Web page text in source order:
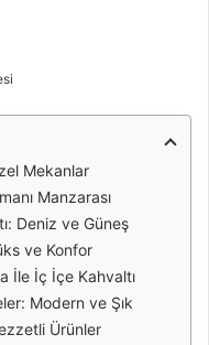
Mekanlar
Manzarası
Deniz ve Güneş
ve Konfor
İle İç İçe Kahvaltı
Modern ve Şık
Ürünler